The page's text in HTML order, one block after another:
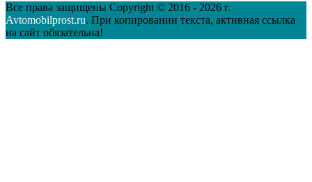
Все права защищены Copyright © 2016 - 2026 г.
Avtomobilprost.ru. При копировании текста, активная ссылка
на сайт обязательна!